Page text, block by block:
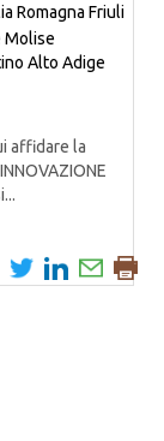
Romagna Friuli
Molise
Alto Adige
affidare la